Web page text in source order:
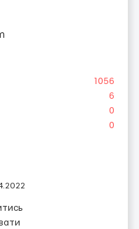
1056
6
0
0